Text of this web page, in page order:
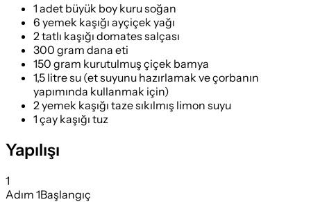
1 adet büyük boy kuru soğan
6 yemek kaşığı ayçiçek yağı
2 tatlı kaşığı domates salçası
300 gram dana eti
150 gram kurutulmuş çiçek bamya
1,5 litre su (et suyunu hazırlamak ve çorbanın
yapımında kullanmak için)
2 yemek kaşığı taze sıkılmış limon suyu
1 çay kaşığı tuz
Yapılışı
1
Adım 1Başlangıç